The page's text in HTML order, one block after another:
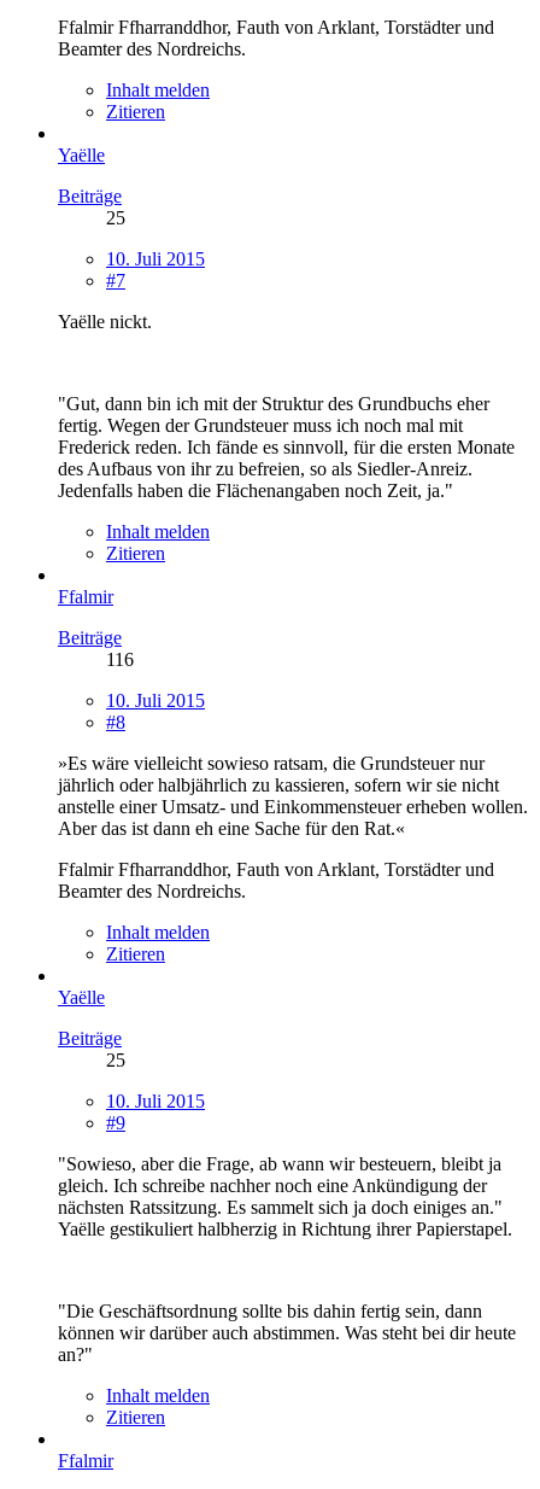
Ffalmir Ffharranddhor, Fauth von Arklant, Torstädter und
Beamter des Nordreichs.
Inhalt melden
Zitieren
Yaëlle
Beiträge
25
10. Juli 2015
#7
Yaëlle nickt.
"Gut, dann bin ich mit der Struktur des Grundbuchs eher
fertig. Wegen der Grundsteuer muss ich noch mal mit
Frederick reden. Ich fände es sinnvoll, für die ersten Monate
des Aufbaus von ihr zu befreien, so als Siedler-Anreiz.
Jedenfalls haben die Flächenangaben noch Zeit, ja."
Inhalt melden
Zitieren
Ffalmir
Beiträge
116
10. Juli 2015
#8
»Es wäre vielleicht sowieso ratsam, die Grundsteuer nur
jährlich oder halbjährlich zu kassieren, sofern wir sie nicht
anstelle einer Umsatz- und Einkommensteuer erheben wollen.
Aber das ist dann eh eine Sache für den Rat.«
Ffalmir Ffharranddhor, Fauth von Arklant, Torstädter und
Beamter des Nordreichs.
Inhalt melden
Zitieren
Yaëlle
Beiträge
25
10. Juli 2015
#9
"Sowieso, aber die Frage, ab wann wir besteuern, bleibt ja
gleich. Ich schreibe nachher noch eine Ankündigung der
nächsten Ratssitzung. Es sammelt sich ja doch einiges an."
Yaëlle gestikuliert halbherzig in Richtung ihrer Papierstapel.
"Die Geschäftsordnung sollte bis dahin fertig sein, dann
können wir darüber auch abstimmen. Was steht bei dir heute
an?"
Inhalt melden
Zitieren
Ffalmir